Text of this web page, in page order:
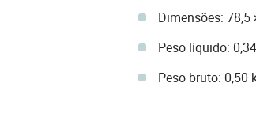
Dimensões:
Peso líquido:
Peso bruto: 0,50